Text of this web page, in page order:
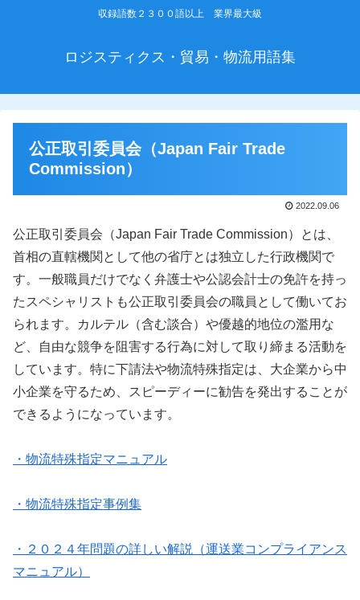
収録語数２３００語以上 業界最大級
ロジスティクス・貿易・物流用語集
公正取引委員会（Japan Fair Trade
Commission）
2022.09.06
公正取引委員会（Japan Fair Trade Commission）とは、
首相の直轄機関として他の省庁とは独立した行政機関で
す。一般職員だけでなく弁護士や公認会計士の免許を持っ
たスペシャリストも公正取引委員会の職員として働いてお
られます。カルテル（含む談合）や優越的地位の濫用な
ど、自由な競争を阻害する行為に対して取り締まる活動を
しています。特に下請法や物流特殊指定は、大企業から中
小企業を守るため、スピーディーに勧告を発出することが
できるようになっています。
・物流特殊指定マニュアル
・物流特殊指定事例集
・２０２４年問題の詳しい解説（運送業コンプライアンス
マニュアル）